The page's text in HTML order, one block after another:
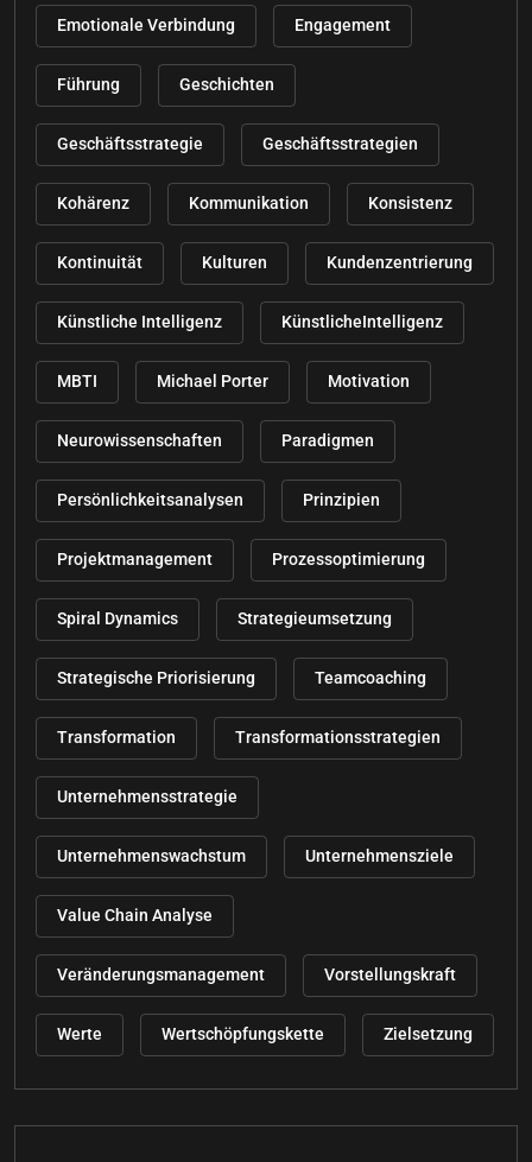
Emotionale Verbindung Engagement
Führung Geschichten
Geschäftsstrategie Geschäftsstrategien
Kohärenz Kommunikation Konsistenz
Kontinuität Kulturen Kundenzentrierung
Künstliche Intelligenz KünstlicheIntelligenz
MBTI Michael Porter Motivation
Neurowissenschaften Paradigmen
Persönlichkeitsanalysen Prinzipien
Projektmanagement Prozessoptimierung
Spiral Dynamics Strategieumsetzung
Strategische Priorisierung Teamcoaching
Transformation Transformationsstrategien
Unternehmensstrategie
Unternehmenswachstum Unternehmensziele
Value Chain Analyse
Veränderungsmanagement Vorstellungskraft
Werte Wertschöpfungskette Zielsetzung